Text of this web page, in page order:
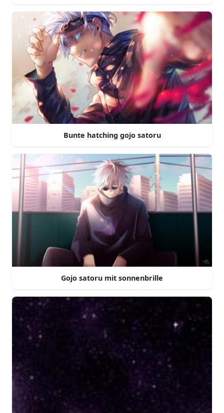
Bunte hatching gojo satoru
Gojo satoru mit sonnenbrille